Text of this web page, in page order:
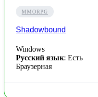
MMORPG
Shadowbound
Windows
Русский язык: Есть
Браузерная